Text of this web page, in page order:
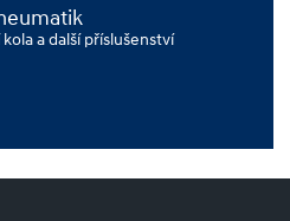
a další příslušenství